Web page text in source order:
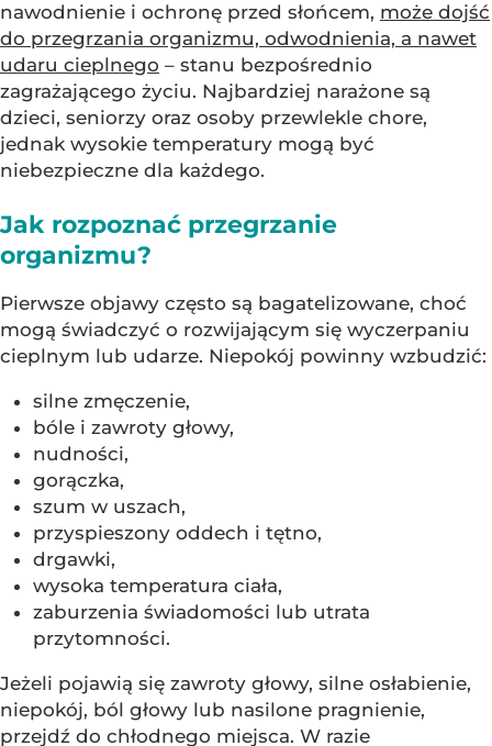
nawodnienie i ochronę przed słońcem, może dojść
do przegrzania organizmu, odwodnienia, a nawet
udaru cieplnego – stanu bezpośrednio
zagrażającego życiu. Najbardziej narażone są
dzieci, seniorzy oraz osoby przewlekle chore,
jednak wysokie temperatury mogą być
niebezpieczne dla każdego.
Jak rozpoznać przegrzanie
organizmu?
Pierwsze objawy często są bagatelizowane, choć
mogą świadczyć o rozwijającym się wyczerpaniu
cieplnym lub udarze. Niepokój powinny wzbudzić:
silne zmęczenie,
bóle i zawroty głowy,
nudności,
gorączka,
szum w uszach,
przyspieszony oddech i tętno,
drgawki,
wysoka temperatura ciała,
zaburzenia świadomości lub utrata
przytomności.
Jeżeli pojawią się zawroty głowy, silne osłabienie,
niepokój, ból głowy lub nasilone pragnienie,
przejdź do chłodnego miejsca. W razie